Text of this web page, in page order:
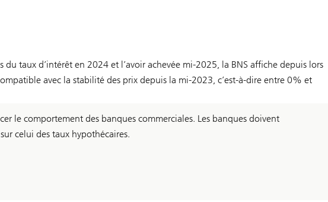
taux d’intérêt en 2024 et l’avoir achevée mi-2025, la BNS affiche depuis lors
avec la stabilité des prix depuis la mi-2023, c’est-à-dire entre 0% et
le comportement des banques commerciales. Les banques doivent
celui des taux hypothécaires.